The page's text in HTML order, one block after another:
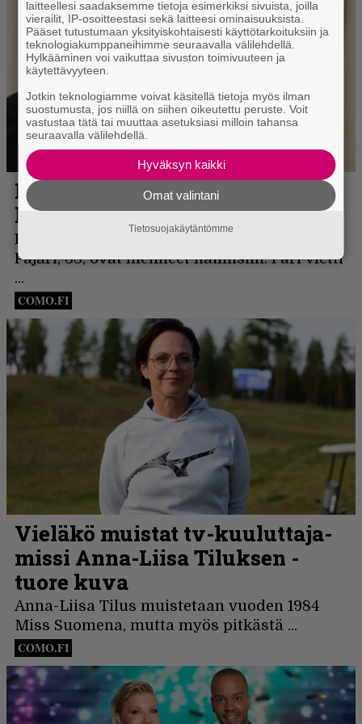
laitteellesi saadaksemme tietoja esimerkiksi sivuista, joilla
vierailit, IP-osoitteestasi sekä laitteesi ominaisuuksista.
Pääset tutustumaan yksityiskohtaisesti käyttötarkoituksiin ja
teknologiakumppaneihimme seuraavalla välilehdellä.
Hylkääminen voi vaikuttaa sivuston toimivuuteen ja
käytettävyyteen.
Jotkin teknologiamme voivat käsitellä tietoja myös ilman
suostumusta, jos niillä on siihen oikeutettu peruste. Voit
vastustaa tätä tai muuttaa asetuksiasi milloin tahansa
seuraavalla välilehdellä.
Hyväksyn kaikki
Omat valintani
Tietosuojakäytäntömme